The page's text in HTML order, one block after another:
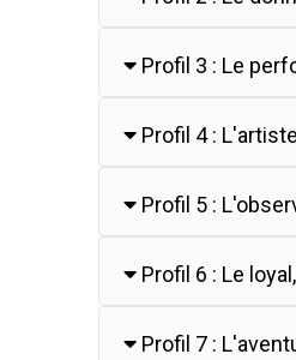
Profil 3 : Le
Profil 4 :
Profil 5 :
Profil 6 : Le
Profil 7 :